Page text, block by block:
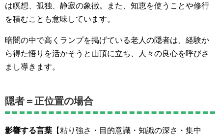
は瞑想、孤独、静寂の象徴。また、知恵を使うことや修行
を積むことも意味しています。
暗闇の中で高くランプを掲げている老人の隠者は、経験か
ら得た悟りを活かそうと山頂に立ち、人々の良心を呼びさ
まし導きます。
隠者＝正位置の場合
影響する言葉 【粘り強さ・目的意識・知識の深さ・集中